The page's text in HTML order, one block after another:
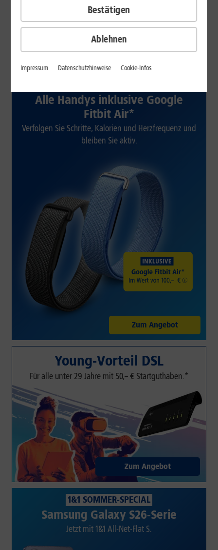
ab 29,99
€/Monat*
Verfügbarkeit prüfen
Alle Handys inklusive Google
Fitbit Air*
Verfolgen Sie Schritte, Kalorien und Herzfrequenz und
bleiben Sie aktiv.
Zum Angebot
Young-Vorteil DSL
Für alle unter 29 Jahre mit 50,– € Startguthaben.*
Zum Angebot
1&1 SOMMER-SPECIAL
Samsung Galaxy S26-Serie
Jetzt mit 1&1 All-Net-Flat S.
Ablehnen
Bestätigen
Impressum Datenschutzhinweise Cookie-Infos